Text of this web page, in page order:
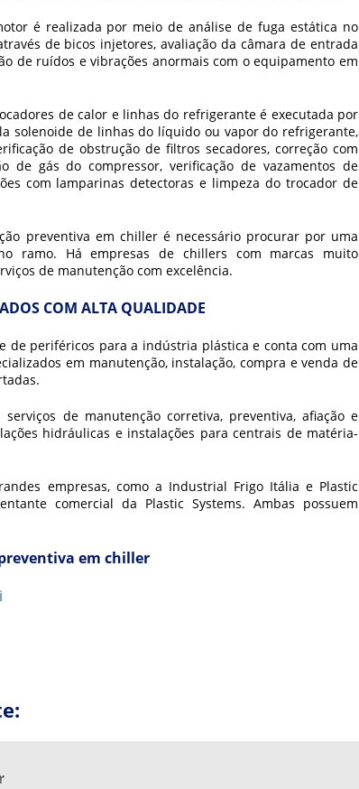
é realizada por meio de análise de fuga estática no
de bicos injetores, avaliação da câmara de entrada
de ruídos e vibrações anormais com o equipamento em
de calor e linhas do refrigerante é executada por
solenoide de linhas do líquido ou vapor do refrigerante,
de obstrução de filtros secadores, correção com
de gás do compressor, verificação de vazamentos de
com lamparinas detectoras e limpeza do trocador de
preventiva em chilleré necessário procurar por uma
ramo. Há empresas de chillers com marcas muito
de manutenção com excelência.
COM ALTA QUALIDADE
de periféricos para a indústria plástica e conta com uma
em manutenção, instalação, compra e venda de
de manutenção corretiva, preventiva, afiação e
hidráulicas e instalações para centrais de matéria-
empresas, como a Industrial Frigo Itália e Plastic
comercial da Plastic Systems. Ambas possuem
em chiller